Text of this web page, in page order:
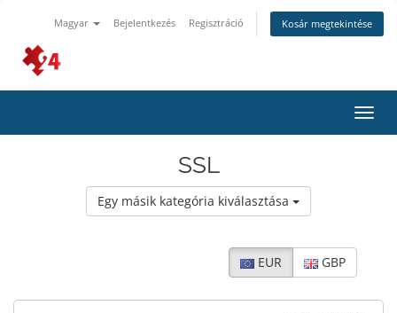
Magyar Bejelentkezés Regisztráció Kosár megtekintése
a
SSL
Egy másik kategória kiválasztása
EUR GBP